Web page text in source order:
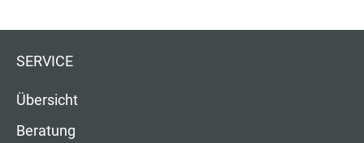
SERVICE
Übersicht
Beratung